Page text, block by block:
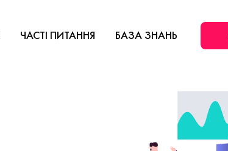
ЧАСТІ ПИТАННЯ БАЗА ЗНАНЬ